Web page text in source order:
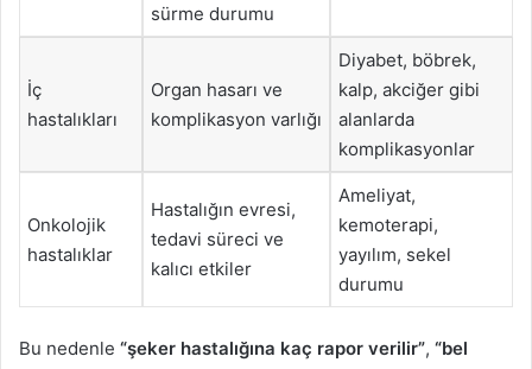
sürme durumu
İç
hastalıkları
Organ hasarı ve
komplikasyon varlığı
Diyabet, böbrek,
kalp, akciğer gibi
alanlarda
komplikasyonlar
Onkolojik
hastalıklar
Hastalığın evresi,
tedavi süreci ve
kalıcı etkiler
Ameliyat,
kemoterapi,
yayılım, sekel
durumu
Bu nedenle “şeker hastalığına kaç rapor verilir”, “bel